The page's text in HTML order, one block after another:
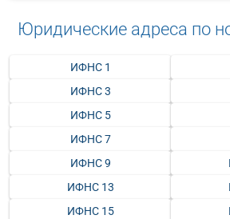
Юридические адреса по
ИФНС 1
ИФНС 3
ИФНС 5
ИФНС 7
ИФНС 9
ИФНС 13
ИФНС 15